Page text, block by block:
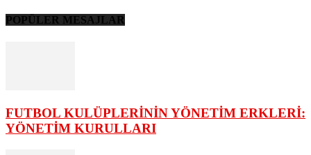
POPÜLER MESAJLAR
FUTBOL KULÜPLERİNİN YÖNETİM ERKLERİ:
YÖNETİM KURULLARI